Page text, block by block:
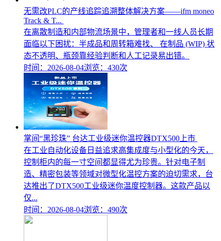
无需改PLC的产线追踪追溯整体解决方案——ifm moneo
Track & T...
在离散制造和内部物流场景中，管理者和一线人员长期
面临以下困扰：半成品和周转箱难找、 在制品 (WIP) 状
态不透明、瓶颈靠经验判断和人工记录易出错。
时间：2026-08-04浏览：430次
掌间“黑珍珠” 台达工业级迷你温控器DTX500上市
在工业自动化设备日益追求高集成度与小型化的今天，
控制柜内的每一寸空间都显得尤为珍贵。针对电子制
造、精密包装等领域对微型化温控方案的迫切需求，台
达推出了DTX500工业级迷你温度控制器。这款产品以
仅...
时间：2026-08-04浏览：490次